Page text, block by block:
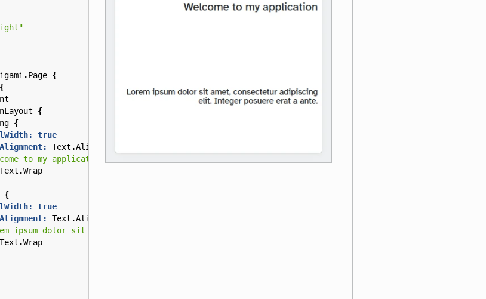
.Page {
{
{
{
true
Text .AlignRight
to my application"
Text .Wrap
{
true
Text .AlignRight
ipsum dolor sit amet, consectetur adipiscing elit. Integer posuere erat a ante."
Text .Wrap